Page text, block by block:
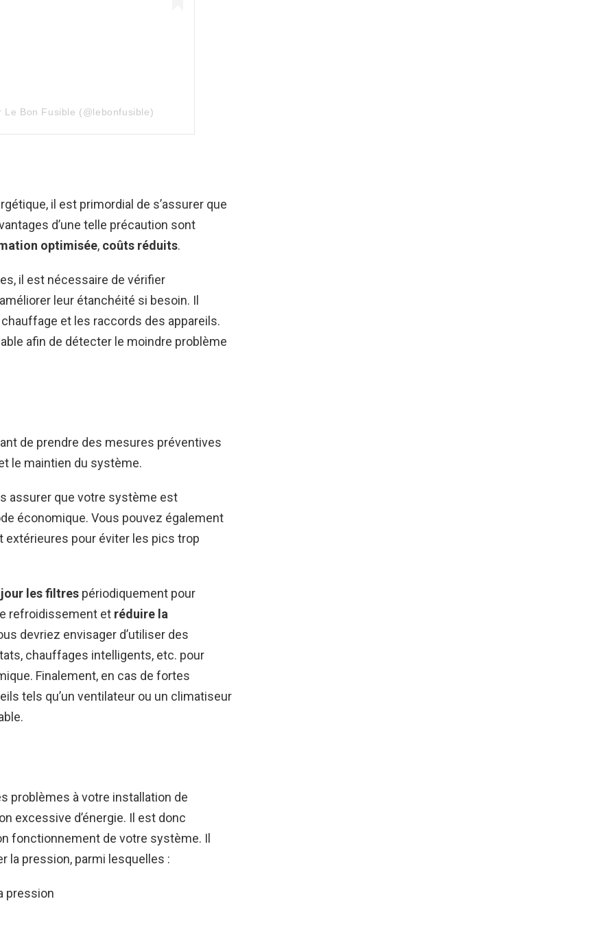
Bon Fusible (@lebonfusible)
il est primordial de s’assurer que
d’une telle précaution sont
optimisée, coûts réduits.
il est nécessaire de vérifier
leur étanchéité si besoin. Il
et les raccords des appareils.
afin de détecter le moindre problème
de prendre des mesures préventives
le maintien du système.
assurer que votre système est
économique. Vous pouvez également
pour éviter les pics trop
les filtres périodiquement pour
refroidissement et réduire la
devriez envisager d’utiliser des
chauffages intelligents, etc. pour
Finalement, en cas de fortes
tels qu’un ventilateur ou un climatiseur
problèmes à votre installation de
excessive d’énergie. Il est donc
fonctionnement de votre système. Il
la pression, parmi lesquelles :
pression